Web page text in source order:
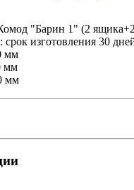
"Барин 1" (2
срок изготовления 30
мм
мм
мм